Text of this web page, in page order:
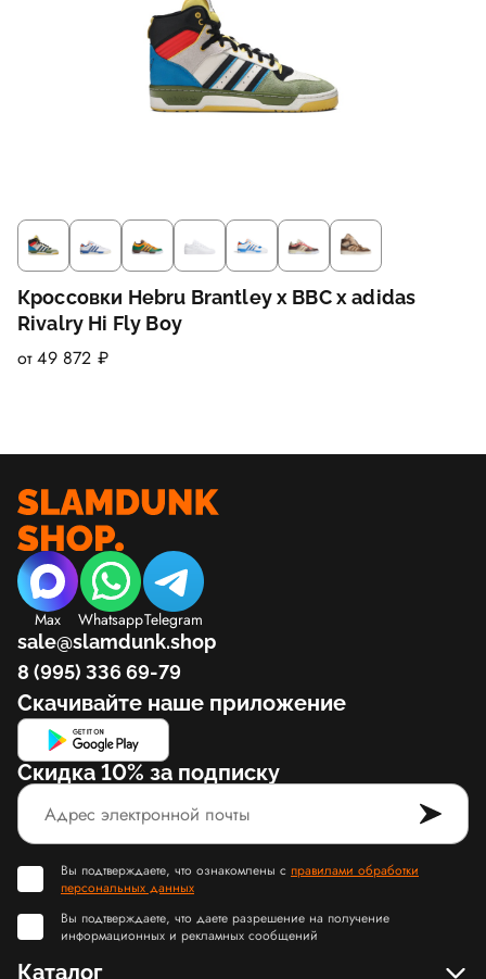
Кроссовки Hebru Brantley x BBC x adidas
Rivalry Hi Fly Boy
от 49 872 ₽
Max WhatsappTelegram
sale@slamdunk.shop
8 (995) 336 69-79
Скачивайте наше приложение
Скидка 10% за подписку
Вы подтверждаете, что ознакомлены с правилами обработки
персональных данных
Вы подтверждаете, что даете разрешение на получение
информационных и рекламных сообщений
Каталог